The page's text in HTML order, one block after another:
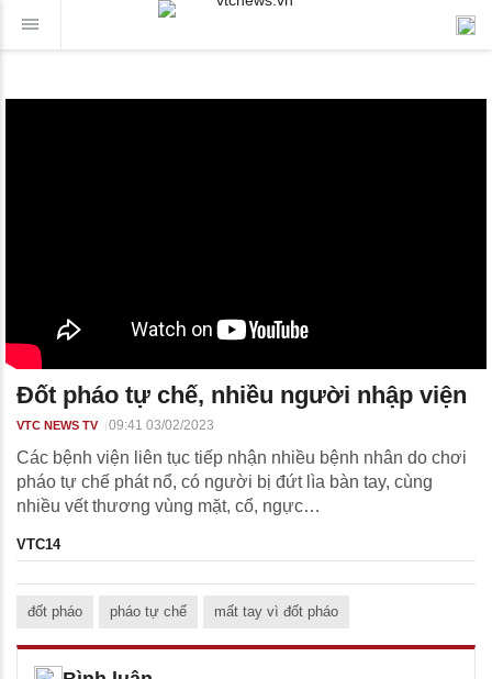
Đốt pháo tự chế, nhiều người nhập viện
VTC NEWS TV 09:41 03/02/2023
Các bệnh viện liên tục tiếp nhận nhiều bệnh nhân do chơi
pháo tự chế phát nổ, có người bị đứt lìa bàn tay, cùng
nhiều vết thương vùng mặt, cổ, ngực…
VTC14
đốt pháo pháo tự chế mất tay vì đốt pháo